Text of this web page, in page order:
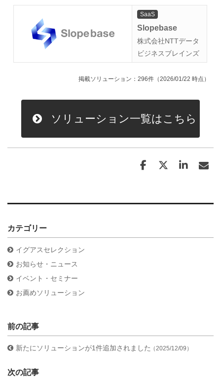
SaaS
Slopebase
株式会社NTTデータ
ビジネスブレインズ
掲載ソリューション：296件（2026/01/22 時点）
ソリューション一覧はこちら
カテゴリー
イグアスセレクション
お知らせ・ニュース
イベント・セミナー
お薦めソリューション
前の記事
新たにソリューションが1件追加されました （2025/12/09）
次の記事